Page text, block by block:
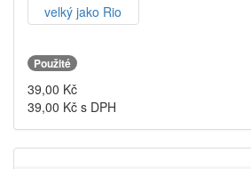
Použité
39,00 Kč
39,00 Kč s DPH